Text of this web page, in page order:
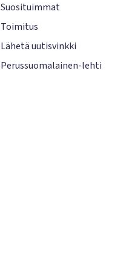
Suosituimmat
Toimitus
Lähetä uutisvinkki
Perussuomalainen-lehti